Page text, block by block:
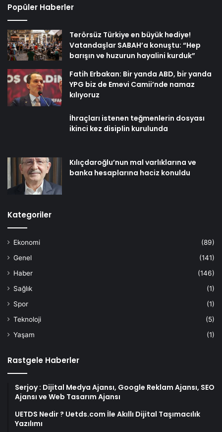
Terörsüz Türkiye en büyük hediye!
barışın ve huzurun hayalini kurduk”
Fatih Erbakan: Bir yanda ABD, bir yanda
YPG biz de Emevi Camii’nde namaz
kılıyoruz
İhraçları istenen teğmenlerin dosyası
Kategoriler
Ekonomi
Haber
(146)
Sağlık
(1)
Spor
(1)
Teknoloji
(5)
Yaşam
(1)
Rastgele Haberler
Serjoy : Dijital Medya Ajansı, Google Reklam Ajansı, SEO
Ajansı ve Web Tasarım Ajansı
UETDS Nedir ? Uetds.com İle Akıllı Dijital Taşımacılık
Yazılımı
Datahost İle Güvenilir Sunucu Hizmetleri